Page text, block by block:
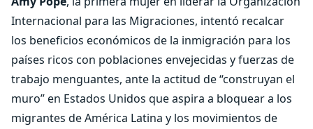
Internacional para las Migraciones, intentó recalcar
los beneficios económicos de la inmigración para los
países ricos con poblaciones envejecidas y fuerzas de
trabajo menguantes, ante la actitud de “construyan el
muro” en Estados Unidos que aspira a bloquear a los
migrantes de América Latina y los movimientos de